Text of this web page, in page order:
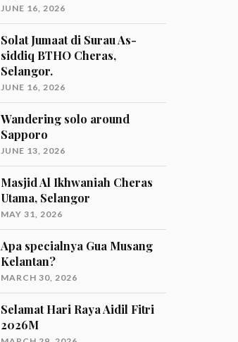
JUNE 16, 2026
Solat Jumaat di Surau As-
siddiq BTHO Cheras,
Selangor.
JUNE 16, 2026
Wandering solo around
Sapporo
JUNE 13, 2026
Masjid Al Ikhwaniah Cheras
Utama, Selangor
MAY 31, 2026
Apa specialnya Gua Musang
Kelantan?
MARCH 30, 2026
Selamat Hari Raya Aidil Fitri
2026M